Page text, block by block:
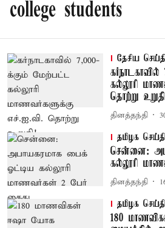
college students
தேசிய
கல்லூரி
தொற்று
தினத்தந்தி
தமிழக
சென்னை:
கல்லூரி
தினத்தந்தி
தமிழக
180